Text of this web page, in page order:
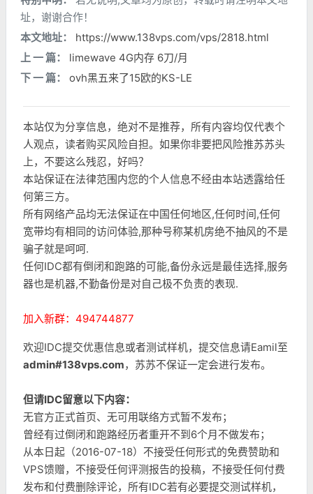
址，谢谢合作！
本文地址：
https://www.138vps.com/vps/2818.html
上 一 篇：
limewave 4G内存 6刀/月
下 一 篇：
ovh黑五来了15欧的KS-LE
本站仅为分享信息，绝对不是推荐，所有内容均仅代表个
人观点，读者购买风险自担。如果你非要把风险推苏苏头
上，不要这么残忍，好吗？
本站保证在法律范围内您的个人信息不经由本站透露给任
何第三方。
所有网络产品均无法保证在中国任何地区,任何时间,任何
宽带均有相同的访问体验,那种号称某机房绝不抽风的不是
骗子就是呵呵.
任何IDC都有倒闭和跑路的可能,备份永远是最佳选择,服务
器也是机器,不勤备份是对自己极不负责的表现.
加入新群：494744877
欢迎IDC提交优惠信息或者测试样机，提交信息请Eamil至
admin#138vps.com，苏苏不保证一定会进行发布。
但请IDC留意以下内容：
无官方正式首页、无可用联络方式暂不发布；
曾经有过倒闭和跑路经历者重开不到6个月不做发布；
从本日起（2016-07-18）不接受任何形式的免费赞助和
VPS馈赠，不接受任何评测报告的投稿，不接受任何付费
发布和付费删除评论，所有IDC若有必要提交测试样机，